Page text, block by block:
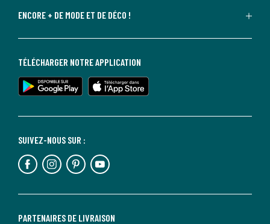
ENCORE + DE MODE ET DE DÉCO !
PARTENAIRES DE LIVRAISON
SUIVEZ-NOUS SUR :
TÉLÉCHARGER NOTRE APPLICATION